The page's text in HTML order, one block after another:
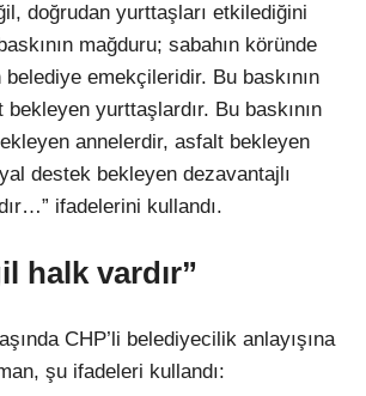
doğrudan yurttaşları etkilediğini
mağduru; sabahın köründe
emekçileridir. Bu baskının
yurttaşlardır. Bu baskının
annelerdir, asfalt bekleyen
destek bekleyen dezavantajlı
ifadelerini kullandı.
halk vardır”
CHP’li belediyecilik anlayışına
şu ifadeleri kullandı: